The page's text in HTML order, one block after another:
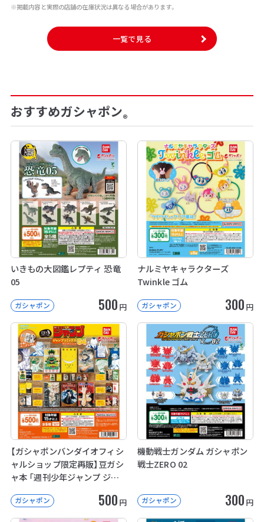
※掲載内容と実際の店舗の在庫状況は異なる場合があります。
一覧で見る
おすすめガシャポン®
いきもの大図鑑レプティ 恐竜
05
ガシャポン 500 円
ナルミヤキャラクターズ
Twinkle ゴム
ガシャポン 300 円
【ガシャポンバンダイオフィシ
ャルショップ限定再販】豆ガシ
ャ本 「週刊少年ジャンプ ジャ
04ガシャポン 500 円
機動戦士ガンダム ガシャポン
戦士ZERO 02
ガシャポン 300 円